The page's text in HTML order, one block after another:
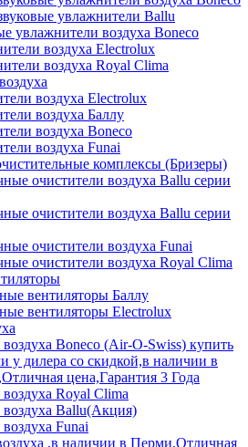
увлажнители Ballu
увлажнители воздуха Boneco
воздуха Electrolux
воздуха Royal Clima
воздуха Electrolux
воздуха Баллу
воздуха Boneco
воздуха Funai
комплексы (Бризеры)
очистители воздуха Ballu серии
очистители воздуха Ballu серии
очистители воздуха Funai
очистители воздуха Royal Clima
вентиляторы Баллу
вентиляторы Electrolux
Boneco (Air-O-Swiss) купить
у дилера со скидкой,в наличии в
цена,Гарантия 3 Года
Royal Clima
Ballu(Акция)
Funai
,в наличии в Перми,Отличная